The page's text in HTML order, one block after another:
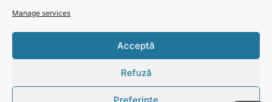
Manage services
Acceptă
Refuză
Preferințe
Actualizare: Întreruperi planificate pentru revizii și reparații
pentru județul Constanța 10-16 mai 2025